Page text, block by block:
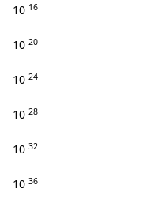
10 16
10 20
10 24
10 28
10 32
10 36